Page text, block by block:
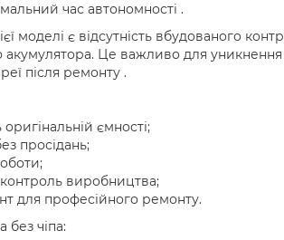
час автономності .
моделі є відсутність вбудованого
акумулятора. Це важливо для
після ремонту .
оригінальній ємності;
просідань;
контроль виробництва;
для професійного ремонту.
без чіпа: